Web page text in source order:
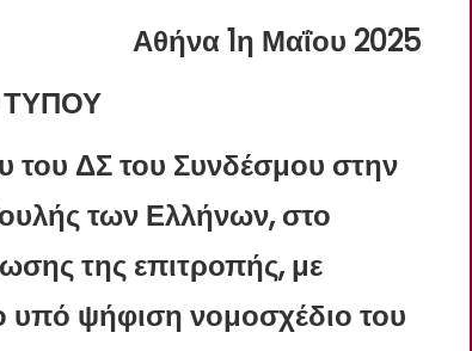
Αθήνα 1η Μαΐου 2025
ΤΥΠΟΥ
ΔΣ του Συνδέσμου στην
των Ελλήνων, στο
της επιτροπής, με
υπό ψήφιση νομοσχέδιο του